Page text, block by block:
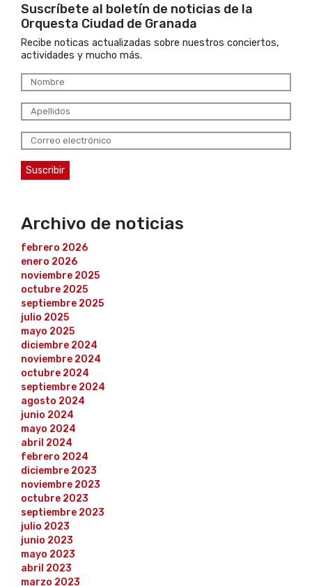
Suscríbete al boletín de noticias de la
Orquesta Ciudad de Granada
Recibe noticas actualizadas sobre nuestros conciertos,
actividades y mucho más.
Archivo de noticias
febrero 2026
enero 2026
noviembre 2025
octubre 2025
septiembre 2025
julio 2025
mayo 2025
diciembre 2024
noviembre 2024
octubre 2024
septiembre 2024
agosto 2024
junio 2024
mayo 2024
abril 2024
febrero 2024
diciembre 2023
noviembre 2023
octubre 2023
septiembre 2023
julio 2023
junio 2023
mayo 2023
abril 2023
marzo 2023